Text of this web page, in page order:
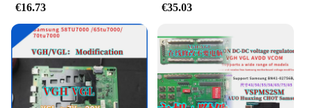
€16.73 €35.03